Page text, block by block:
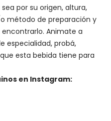
sea por su origen, altura,
método de preparación y
Animate a
especialidad, probá,
esta bebida tiene para
en Instagram: